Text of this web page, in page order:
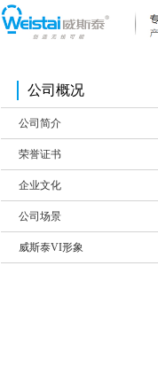
公司概况
公司简介
荣誉证书
企业文化
公司场景
威斯泰VI形象